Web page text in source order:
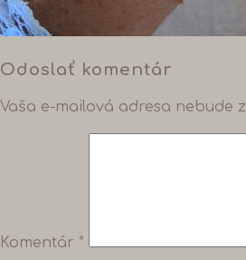
Odoslať komentár
Vaša e-mailová adresa nebude
Komentár *